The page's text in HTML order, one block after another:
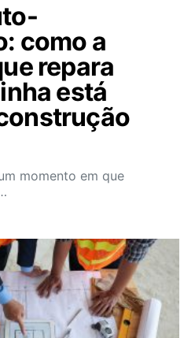
como a
repara
está
momento em que